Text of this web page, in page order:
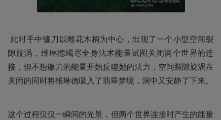
此时手中镰刀以雕花木柄为中心，出现了一个小型空间裂
隙旋涡，维琳德竭尽全身法术能量试图关闭两个世界的连
接，但不想镰刀的能量开始反噬她的法力，空间裂隙旋涡在
关闭的同时将维琳德吸入了翡翠梦境，洞中又安静了下来。
这个过程仅仅一瞬间的光景，但两个世界连接时产生的能量